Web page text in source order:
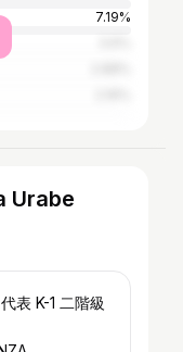
7.19%
Urabe
表 K-1 二階級